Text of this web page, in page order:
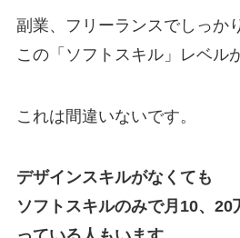
副業、フリーランスでしっか
この「ソフトスキル」レベル
これは間違いないです。
デザインスキルがなくても
ソフトスキルのみで月10、20